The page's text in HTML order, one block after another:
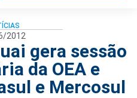
2012
gera sessão
da OEA e
e Mercosul